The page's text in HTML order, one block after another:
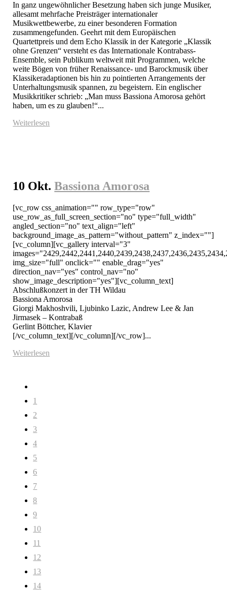
In ganz ungewöhnlicher Besetzung haben sich junge Musiker,
allesamt mehrfache Preisträger internationaler
Musikwettbewerbe, zu einer besonderen Formation
zusammengefunden. Geehrt mit dem Europäischen
Quartettpreis und dem Echo Klassik in der Kategorie „Klassik
ohne Grenzen“ versteht es das Internationale Kontrabass-
Ensemble, sein Publikum weltweit mit Programmen, welche
weite Bögen von früher Renaissance- und Barockmusik über
Klassikeradaptionen bis hin zu pointierten Arrangements der
Unterhaltungsmusik spannen, zu begeistern. Ein englischer
Musikkritiker schrieb: „Man muss Bassiona Amorosa gehört
haben, um es zu glauben!“...
Weiterlesen
10 Okt. Bassiona Amorosa
[vc_row css_animation="" row_type="row"
use_row_as_full_screen_section="no" type="full_width"
angled_section="no" text_align="left"
background_image_as_pattern="without_pattern" z_index=""]
[vc_column][vc_gallery interval="3"
img_size="full" onclick="" enable_drag="yes"
direction_nav="yes" control_nav="no"
show_image_description="yes"][vc_column_text]
Abschlußkonzert in der TH Wildau
Bassiona Amorosa
Giorgi Makhoshvili, Ljubinko Lazic, Andrew Lee & Jan
Jirmasek – Kontrabaß
Gerlint Böttcher, Klavier
[/vc_column_text][/vc_column][/vc_row]...
Weiterlesen
1
2
3
4
5
6
7
8
9
10
11
12
13
14